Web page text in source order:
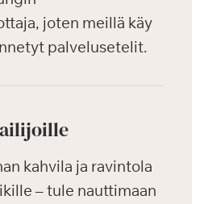
joten meillä käy
palvelusetelit.
kahvila ja ravintola
– tule nauttimaan